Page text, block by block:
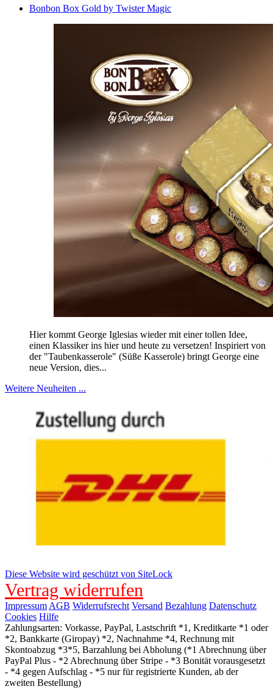
Bonbon Box Gold by Twister Magic
Hier kommt George Iglesias wieder mit einer tollen Idee,
einen Klassiker ins hier und heute zu versetzen! Inspiriert von
der "Taubenkasserole" (Süße Kasserole) bringt George eine
neue Version, dies...
Weitere Neuheiten ...
Diese Website wird geschützt von SiteLock
Vertrag widerrufen
Impressum AGB Widerrufsrecht Versand Bezahlung Datenschutz
Cookies Hilfe
Zahlungsarten: Vorkasse, PayPal, Lastschrift *1, Kreditkarte *1 oder
*2, Bankkarte (Giropay) *2, Nachnahme *4, Rechnung mit
Skontoabzug *3*5, Barzahlung bei Abholung (*1 Abrechnung über
PayPal Plus - *2 Abrechnung über Stripe - *3 Bonität vorausgesetzt
- *4 gegen Aufschlag - *5 nur für registrierte Kunden, ab der
zweiten Bestellung)